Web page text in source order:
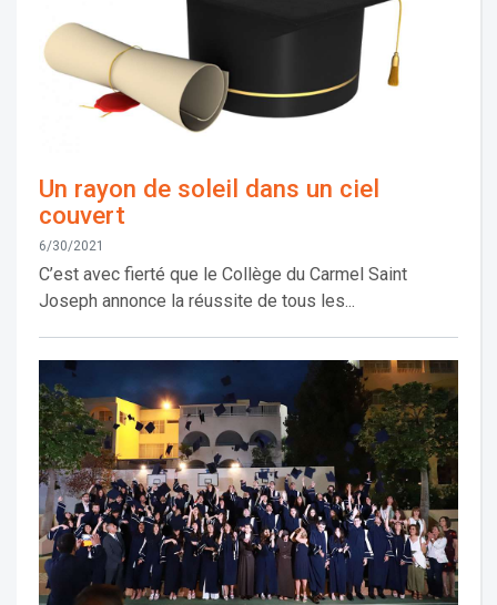
Un rayon de soleil dans un ciel
couvert
6/30/2021
C’est avec fierté que le Collège du Carmel Saint
Joseph annonce la réussite de tous les...